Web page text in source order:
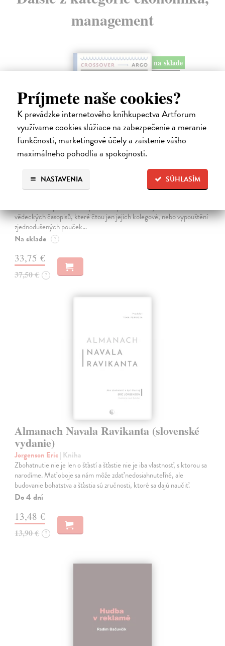
Príjmete naše cookies?
K prevádzke internetového kníhkupectva Artforum
využívame cookies slúžiace na zabezpečenie a meranie
funkčnosti, marketingové účely a zaistenie vášho
maximálneho pohodlia a spokojnosti.
SÚHLASÍM
NASTAVENIA
management
na sklade
Ekonomie pro obecné blaho
Tirole Jean| Kniha
vědeckých časopisů, které čtou jen jejich kolegové, nebo vypouštění
zjednodušených pouček…
Na sklade ?
33,75 €
37,50 € ?
Almanach Navala Ravikanta (slovenské
vydanie)
Jorgenson Eric| Kniha
Zbohatnutie nie je len o šťastí a šťastie nie je iba vlastnosť, s ktorou sa
narodíme. Mať oboje sa nám môže zdať nedosiahnuteľné, ale
budovanie bohatstva a šťastia sú zručnosti, ktoré sa dajú naučiť.
Do 4 dní
13,48 €
13,90 € ?